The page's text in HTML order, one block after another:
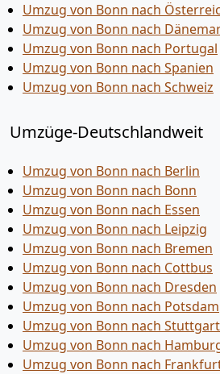
Umzug von Bonn nach
Umzug von Bonn nach
Umzug von Bonn nach Portugal
Umzug von Bonn nach Spanien
Umzug von Bonn nach Schweiz
Umzüge-Deutschlandweit
Umzug von Bonn nach Berlin
Umzug von Bonn nach Bonn
Umzug von Bonn nach Essen
Umzug von Bonn nach Leipzig
Umzug von Bonn nach Bremen
Umzug von Bonn nach Cottbus
Umzug von Bonn nach Dresden
Umzug von Bonn nach Potsdam
Umzug von Bonn nach Stuttgart
Umzug von Bonn nach
Umzug von Bonn nach